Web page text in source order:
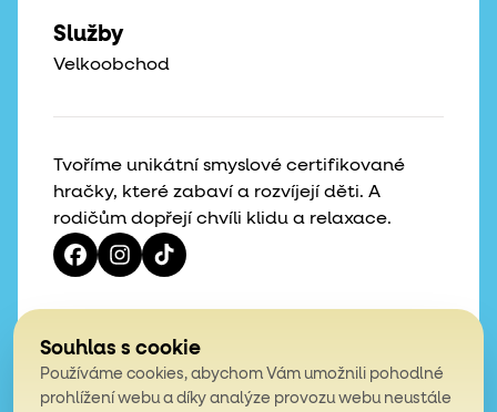
Tvoříme unikátní smyslové certifikované
hračky, které zabaví a rozvíjejí děti. A
rodičům dopřejí chvíli klidu a relaxace.
Služby
Velkoobchod
4,9
Souhlas s cookie
Používáme cookies, abychom Vám umožnili pohodlné
prohlížení webu a díky analýze provozu webu neustále